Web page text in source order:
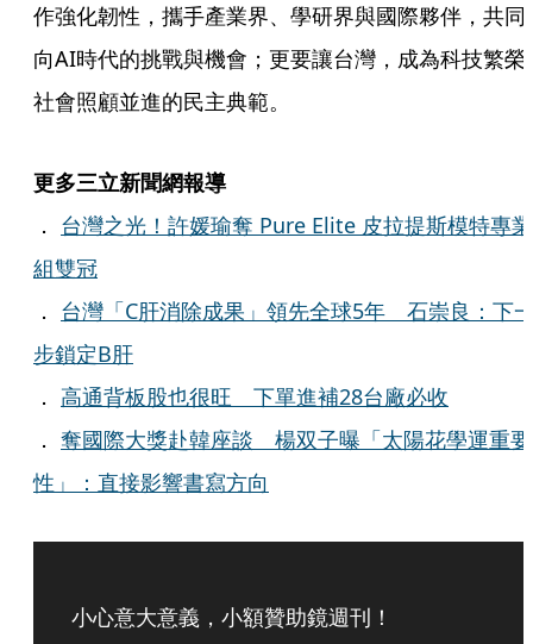
作強化韌性，攜手產業界、學研界與國際夥伴，共同
向AI時代的挑戰與機會；更要讓台灣，成為科技繁榮
社會照顧並進的民主典範。
更多三立新聞網報導
． 台灣之光！許媛瑜奪 Pure Elite 皮拉提斯模特專業
組雙冠
． 台灣「C肝消除成果」領先全球5年 石崇良：下
步鎖定B肝
． 高通背板股也很旺 下單進補28台廠必收
． 奪國際大獎赴韓座談 楊双子曝「太陽花學運重要
性」：直接影響書寫方向
小心意大意義，小額贊助鏡週刊！